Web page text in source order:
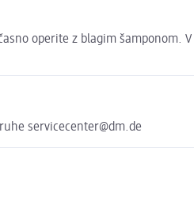
operite z blagim
servicecenter@dm.de